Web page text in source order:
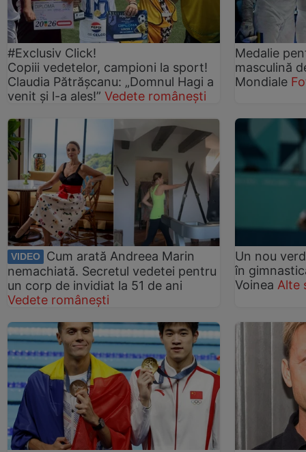
#Exclusiv Click!
Copiii vedetelor, campioni la sport!
Claudia Pătrășcanu: „Domnul Hagi a
venit și l-a ales!” Vedete românești
Medalie
masculină
Mondiale
VIDEO
Cum arată Andreea Marin
nemachiată. Secretul vedetei pentru
un corp de invidiat la 51 de ani
Vedete românești
Un nou
în
Voinea Alte